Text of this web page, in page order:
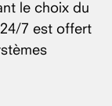
le choix du
7 est offert